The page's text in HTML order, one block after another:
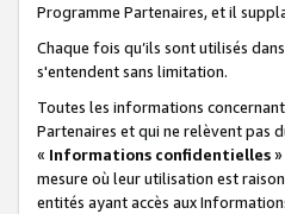
Programme Partenaires, et il
Chaque fois qu’ils sont utilisés
s'entendent sans limitation.
Toutes les informations
Partenaires et qui ne relèvent pas
« Informations confidentielles
mesure où leur utilisation est
entités ayant accès aux